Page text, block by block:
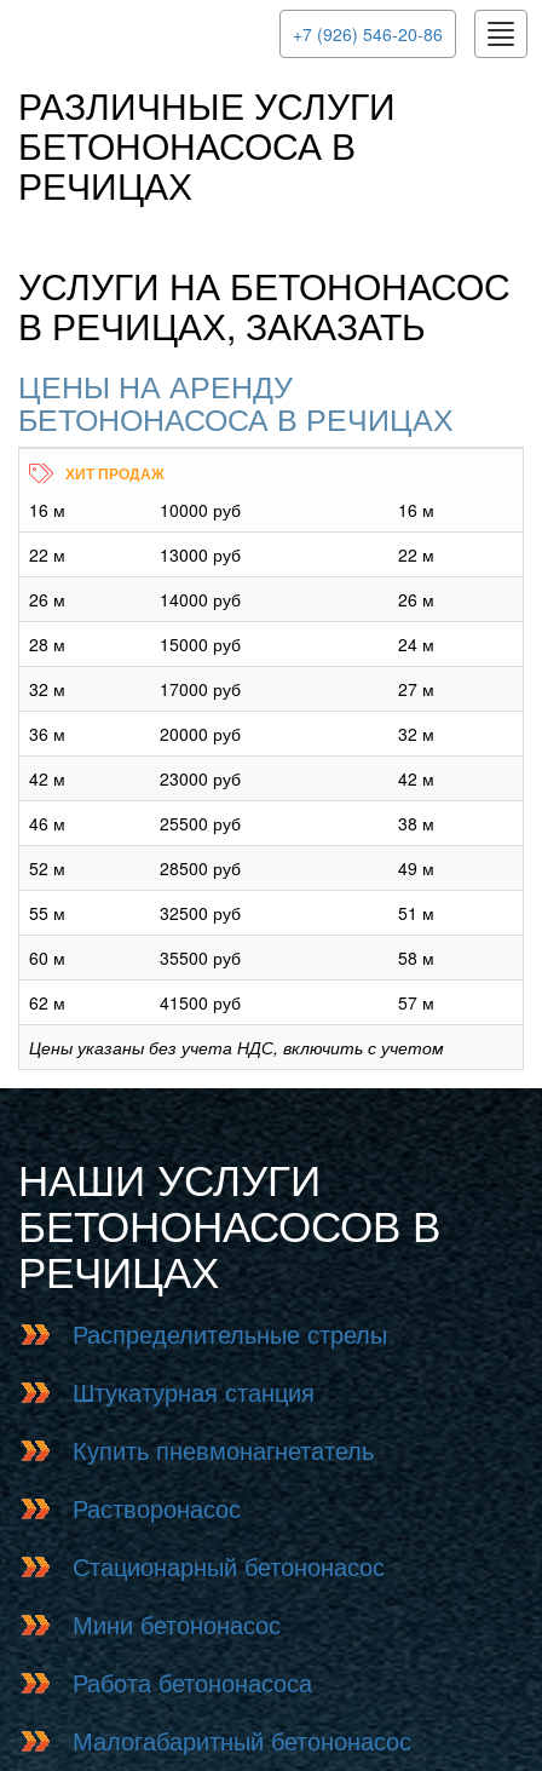
+7 (926) 546-20-86
РАЗЛИЧНЫЕ УСЛУГИ
БЕТОНОНАСОСА В
РЕЧИЦАХ
УСЛУГИ НА БЕТОНОНАСОС
В РЕЧИЦАХ, ЗАКАЗАТЬ
ЦЕНЫ НА АРЕНДУ
БЕТОНОНАСОСА В РЕЧИЦАХ
16 м 10000 руб
16 м
22 м
13000 руб
22 м
26 м
14000 руб
26 м
28 м
15000 руб
24 м
32 м
17000 руб
27 м
36 м
20000 руб
32 м
42 м
23000 руб
42 м
46 м
25500 руб
38 м
52 м
28500 руб
49 м
55 м
32500 руб
51 м
60 м
35500 руб
58 м
62 м
41500 руб
57 м
Цены указаны без учета НДС, включить с учетом
НАШИ УСЛУГИ
БЕТОНОНАСОСОВ В
РЕЧИЦАХ
Распределительные стрелы
Штукатурная станция
Купить пневмонагнетатель
Растворонасос
Стационарный бетононасос
Мини бетононасос
Работа бетононасоса
Малогабаритный бетононасос